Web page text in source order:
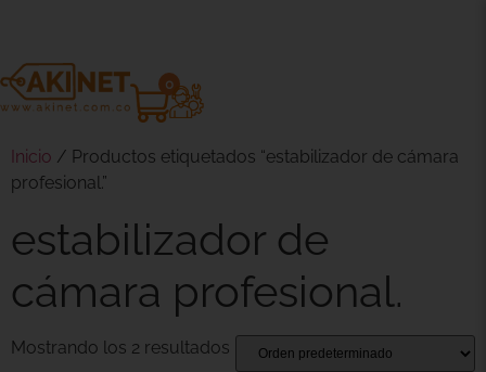
0
Inicio / Productos etiquetados “estabilizador de cámara
profesional.”
estabilizador de
cámara profesional.
Mostrando los 2 resultados